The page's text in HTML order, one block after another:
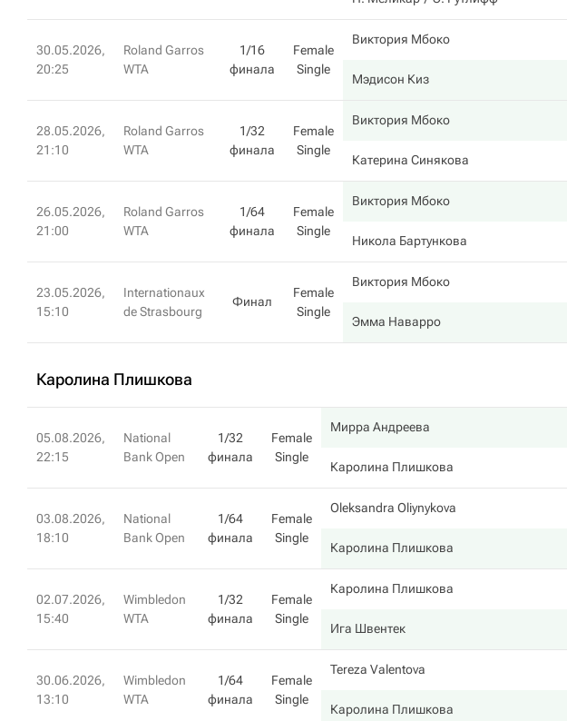
30.05.2026,
20:25
Roland Garros
WTA
1/16
финала
Female
Single
Виктория Мбоко
Мэдисон Киз
28.05.2026,
21:10
Roland Garros
WTA
1/32
финала
Female
Single
Виктория Мбоко
Катерина Синякова
26.05.2026,
21:00
Roland Garros
WTA
1/64
финала
Female
Single
Виктория Мбоко
Никола Бартункова
23.05.2026,
15:10
Internationaux
de Strasbourg
Финал
Female
Single
Виктория Мбоко
Эмма Наварро
Каролина Плишкова
05.08.2026,
22:15
National
Bank Open
1/32
финала
Female
Single
Мирра Андреева
Каролина Плишкова
03.08.2026,
18:10
National
Bank Open
1/64
финала
Female
Single
Oleksandra Oliynykova
Каролина Плишкова
02.07.2026,
15:40
Wimbledon
WTA
1/32
финала
Female
Single
Каролина Плишкова
Ига Швентек
30.06.2026,
13:10
Wimbledon
WTA
1/64
финала
Female
Single
Tereza Valentova
Каролина Плишкова